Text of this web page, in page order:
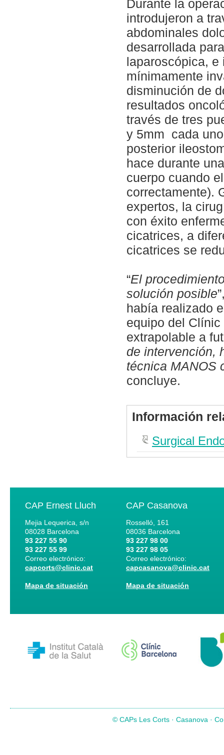
Durante la
introdujeron a
abdominales
desarrollada
laparoscópica,
mínimamente
disminución de
resultados
través de tres
y 5mm cada
posterior
hace durante
cuerpo cuando
correctamente).
expertos, la
con éxito
cicatrices, a
cicatrices se
“El
solución posible
había realizado
equipo del
extrapolable a
de intervención,
técnica MANOS
concluye.
Información
Surgical
CAP Ernest Lluch
Mejia Lequerica, s/n
08028 Barcelona
93 227 55 90
93 227 55 99
Correo electrónico:
capcorts@clinic.cat
Mapa de situación
CAP Casanova
Rosselló, 161
08036 Barcelona
93 227 98 00
93 227 98 05
Correo electrónico:
capcasanova@clinic.cat
Mapa de situación
© CAPs Les Corts · Casanova ·